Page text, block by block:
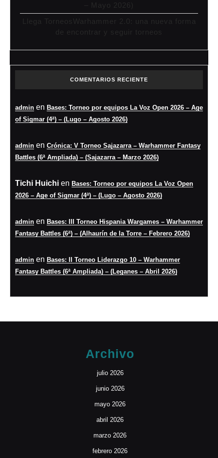
– Mayo 2026)
Llega TorneosWarhammer 2.0: una nueva forma
de encontrar y seguir torneos
COMENTARIOS RECIENTE
admin en Bases: Torneo por equipos La Voz Open 2026 – Age
of Sigmar (4ª) – (Lugo – Agosto 2026)
admin en Crónica: V Torneo Sajazarra – Warhammer Fantasy
Battles (6ª Ampliada) – (Sajazarra – Marzo 2026)
Tichi Huichi en Bases: Torneo por equipos La Voz Open
2026 – Age of Sigmar (4ª) – (Lugo – Agosto 2026)
admin en Bases: III Torneo Hispania Wargames – Warhammer
Fantasy Battles (6ª) – (Alhaurín de la Torre – Febrero 2026)
admin en Bases: II Torneo Liderazgo 10 – Warhammer
Fantasy Battles (6ª Ampliada) – (Leganes – Abril 2026)
Archivo
julio 2026
junio 2026
mayo 2026
abril 2026
marzo 2026
febrero 2026